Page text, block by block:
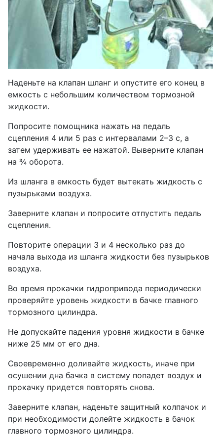
Наденьте на клапан шланг и опустите его конец в
емкость с небольшим количеством тормозной
жидкости.
Попросите помощника нажать на педаль
сцепления 4 или 5 раз с интервалами 2–3 с, а
затем удерживать ее нажатой. Выверните клапан
на ¾ оборота.
Из шланга в емкость будет вытекать жидкость с
пузырьками воздуха.
Заверните клапан и попросите отпустить педаль
сцепления.
Повторите операции 3 и 4 несколько раз до
начала выхода из шланга жидкости без пузырьков
воздуха.
Во время прокачки гидропривода периодически
проверяйте уровень жидкости в бачке главного
тормозного цилиндра.
Не допускайте падения уровня жидкости в бачке
ниже 25 мм от его дна.
Своевременно доливайте жидкость, иначе при
осушении дна бачка в систему попадет воздух и
прокачку придется повторять снова.
Заверните клапан, наденьте защитный колпачок и
при необходимости долейте жидкость в бачок
главного тормозного цилиндра.